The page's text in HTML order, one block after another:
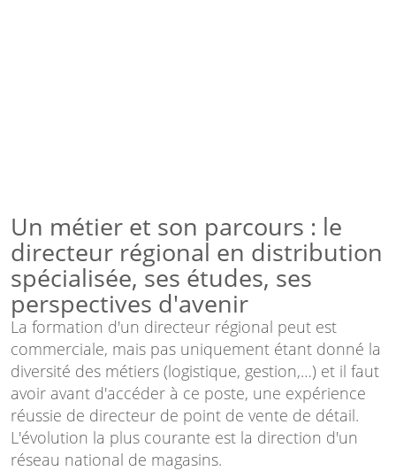
Un métier et son parcours : le
directeur régional en distribution
spécialisée, ses études, ses
perspectives d'avenir
La formation d'un directeur régional peut est
commerciale, mais pas uniquement étant donné la
diversité des métiers (logistique, gestion,…) et il faut
avoir avant d'accéder à ce poste, une expérience
réussie de directeur de point de vente de détail.
L'évolution la plus courante est la direction d'un
réseau national de magasins.